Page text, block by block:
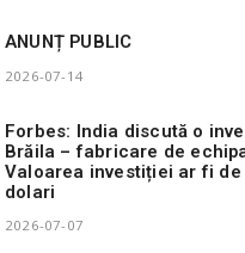
ANUNȚ PUBLIC
2026-07-14
Forbes: India discută o
Brăila – fabricare de
Valoarea investiției ar fi de
dolari
2026-07-07